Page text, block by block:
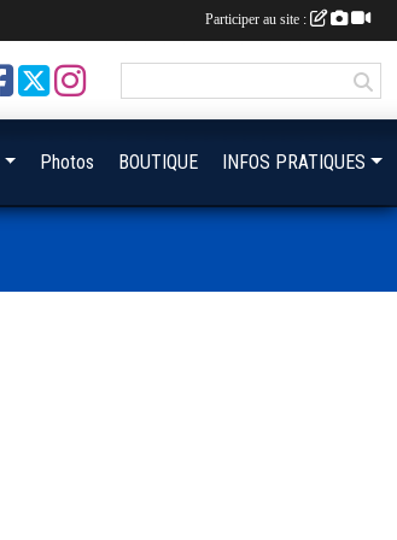
Photos BOUTIQUE INFOS PRATIQUES
Participer au site :